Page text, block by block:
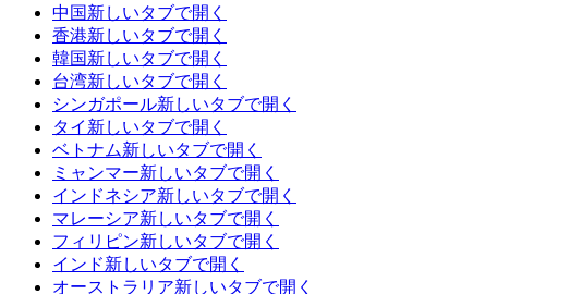
中国新しいタブで開く
香港新しいタブで開く
韓国新しいタブで開く
台湾新しいタブで開く
シンガポール新しいタブで開く
タイ 新しいタブで開く
ベトナム新しいタブで開く
ミャンマー新しいタブで開く
インドネシア新しいタブで開く
マレーシア新しいタブで開く
フィリピン新しいタブで開く
インド新しいタブで開く
オーストラリア新しいタブで開く